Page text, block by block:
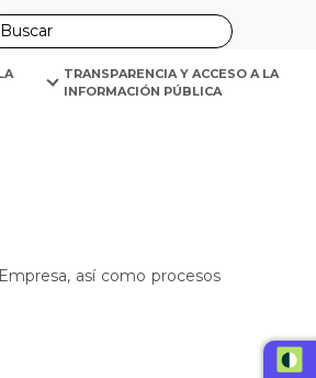
TRANSPARENCIA Y ACCESO A LA
INFORMACIÓN PÚBLICA
así como procesos